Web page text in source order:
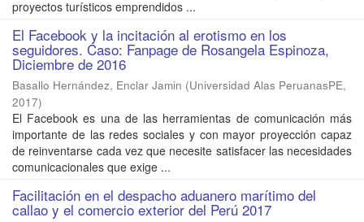
proyectos turísticos emprendidos ...
El Facebook y la incitación al erotismo en los
seguidores. Caso: Fanpage de Rosangela Espinoza,
Diciembre de 2016
Basallo Hernández, Enclar Jamin (Universidad Alas PeruanasPE,
2017)
El Facebook es una de las herramientas de comunicación más
importante de las redes sociales y con mayor proyección capaz
de reinventarse cada vez que necesite satisfacer las necesidades
comunicacionales que exige ...
Facilitación en el despacho aduanero marítimo del
callao y el comercio exterior del Perú 2017